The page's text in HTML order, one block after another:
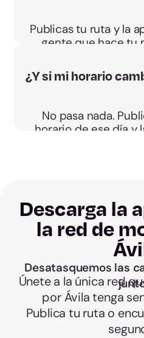
Publicas tu ruta y la
gente que hace tu
vais directos,
¿Y si mi horario
No pasa nada.
horario de ese día y
Descarga la
la red de
Desatasquemos las
Únete a la única red
por Ávila tenga
Publica tu ruta o